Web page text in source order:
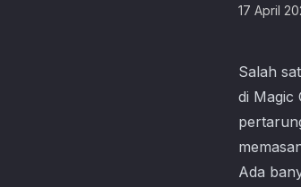
17 April
Salah
di Magic
Ada